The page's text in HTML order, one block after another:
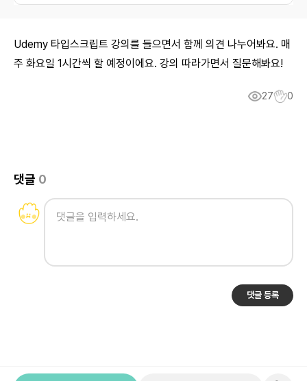
Udemy 타입스크립트 강의를 들으면서 함께 의견 나누어봐요. 매
주 화요일 1시간씩 할 예정이에요. 강의 따라가면서 질문해봐요!
27 0
댓글 0
댓글 등록